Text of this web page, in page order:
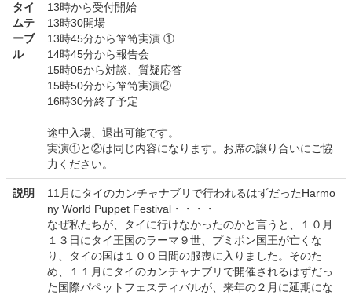
タイ
ムテ
ーブ
ル
13時から受付開始
13時30開場
13時45分から箪笥実演 ①
14時45分から報告会
15時05から対談、質疑応答
15時50分から箪笥実演②
16時30分終了予定
途中入場、退出可能です。
実演①と②は同じ内容になります。お席の譲り合いにご協
力ください。
説明
11月にタイのカンチャナブリで行われるはずだったHarmo
ny World Puppet Festival・・・・
なぜ私たちが、タイに行けなかったのかと言うと、１０月
１３日にタイ王国のラーマ９世、プミポン国王が亡くな
り、タイの国は１００日間の服喪に入りました。そのた
め、１１月にタイのカンチャナブリで開催されるはずだっ
た国際パペットフェスティバルが、来年の２月に延期にな